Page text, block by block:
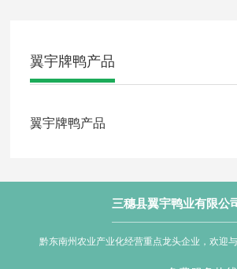
翼宇牌鸭产品
翼宇牌鸭产品
三穗县翼宇鸭业有限公
黔东南州农业产业化经营重点龙头企业，欢迎
翼宇炒鸭批发多少钱翼宇炒鸭
鸭辣丁厂家直销 鸭辣丁批发多少钱鸭辣丁厂